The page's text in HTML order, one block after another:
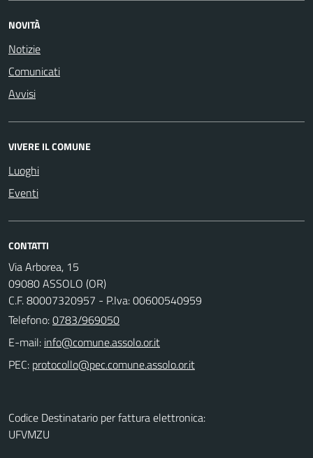
NOVITÀ
Notizie
Comunicati
Avvisi
VIVERE IL COMUNE
Luoghi
Eventi
CONTATTI
Via Arborea, 15
09080 ASSOLO (OR)
C.F. 80007320957 - P.Iva: 00600540959
Telefono:0783/969050
E-mail:
PEC:
Codice Destinatario per fattura elettronica:
UFVMZU